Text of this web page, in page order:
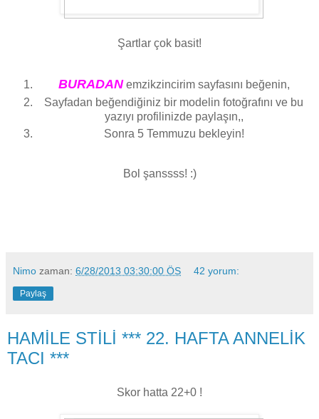
Şartlar çok basit!
BURADANemzikzincirim sayfasını beğenin,
Sayfadan beğendiğiniz bir modelin fotoğrafını ve bu
yazıyı profilinizde paylaşın,,
Sonra 5 Temmuzu bekleyin!
Bol şanssss! :)
Nimo zaman: 6/28/2013 03:30:00 ÖS 42 yorum:
Paylaş
HAMİLE STİLİ *** 22. HAFTA ANNELİK
TACI ***
Skor hatta 22+0 !